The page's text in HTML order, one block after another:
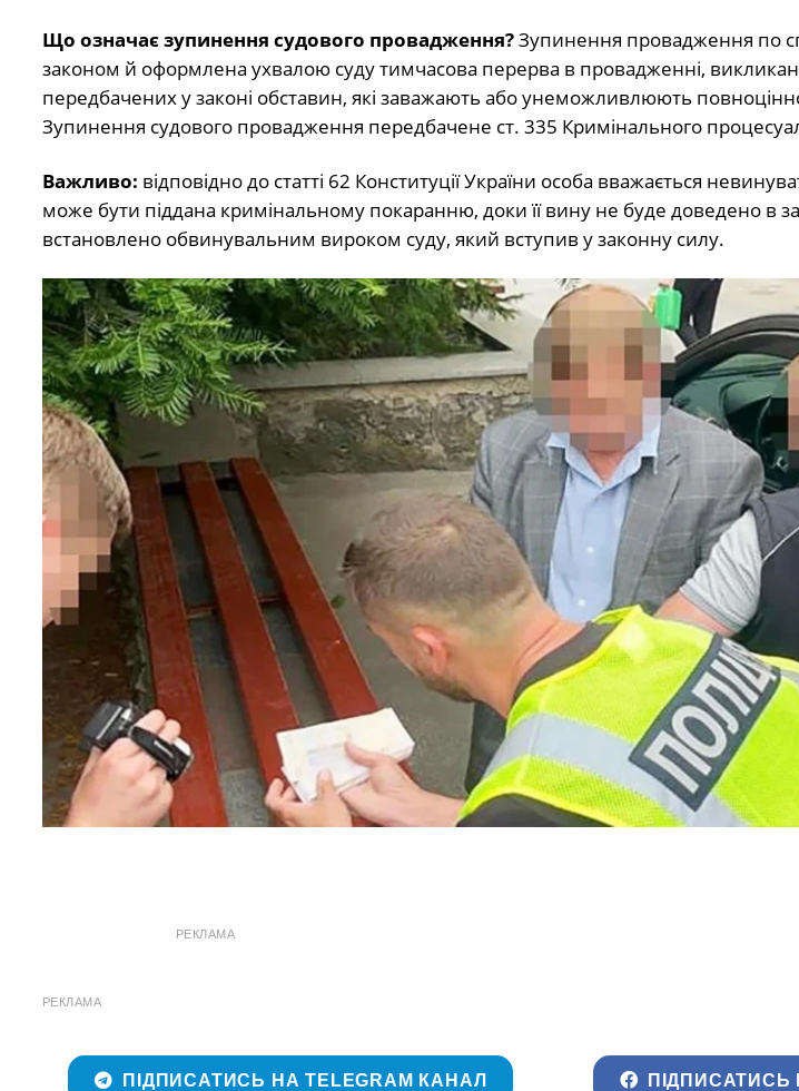
Що означає зупинення судового провадження?Зупинення провадження по
законом й оформлена ухвалою суду тимчасова перерва в провадженні, викликана
передбачених у законі обставин, які заважають або унеможливлюють повноцінно
Зупинення судового провадження передбачене ст. 335 Кримінального
Важливо: відповідно до статті 62 Конституції України особа вважається
може бути піддана кримінальному покаранню, доки її вину не буде доведено в
встановлено обвинувальним вироком суду, який вступив у законну силу.
РЕКЛАМА
РЕКЛАМА
ПІДПИСАТИСЬ НА TELEGRAM КАНАЛ ПІДПИСАТИСЬ